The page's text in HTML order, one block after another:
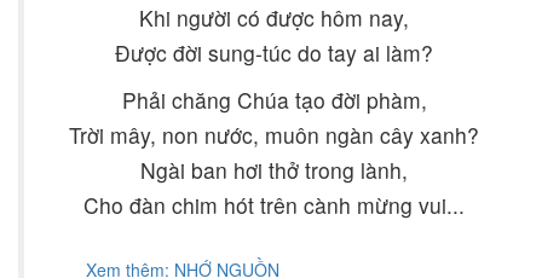
Khi người có được hôm nay,
Được đời sung-túc do tay ai làm?
Phải chăng Chúa tạo đời phàm,
Trời mây, non nước, muôn ngàn cây xanh?
Ngài ban hơi thở trong lành,
Cho đàn chim hót trên cành mừng vui...
Xem thêm: NHỚ NGUỒN